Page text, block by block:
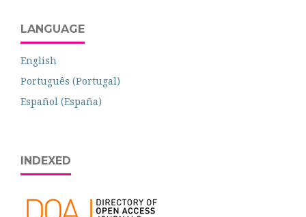
LANGUAGE
English
Português (Portugal)
Español (España)
INDEXED